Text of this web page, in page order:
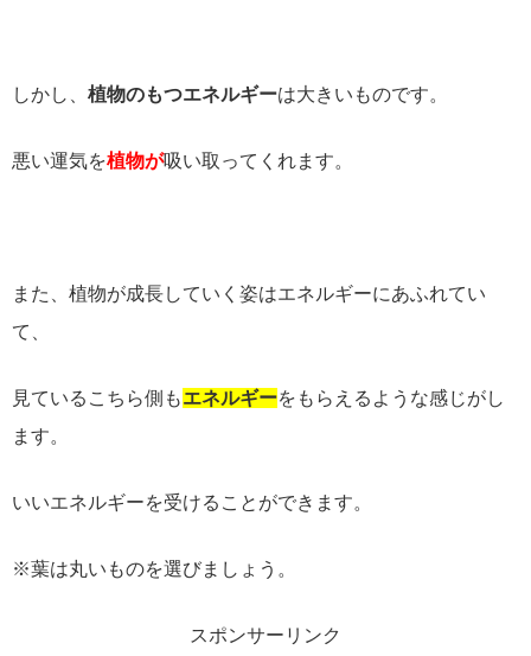
しかし、 植物のもつエネルギーは大きいものです。
悪い運気を植物が吸い取ってくれます。
また、植物が成長していく姿はエネルギーにあふれてい
て、
見ているこちら側もエネルギーをもらえるような感じがし
ます。
いいエネルギーを受けることができます。
※葉は丸いものを選びましょう。
スポンサーリンク